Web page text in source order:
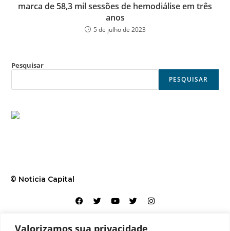
Valorizamos sua privacidade
marca de 58,3 mil sessões de hemodiálise em três
anos
5 de julho de 2023
Pesquisar
PESQUISAR
© Noticia Capital